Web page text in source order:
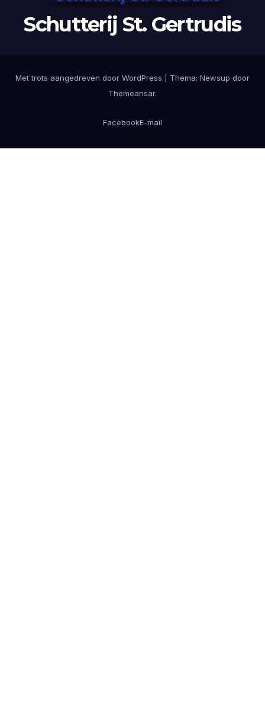
Schutterij St. Gertrudis
Met trots aangedreven door WordPress Thema: Newsup door
Themeansar.
FacebookE-mail